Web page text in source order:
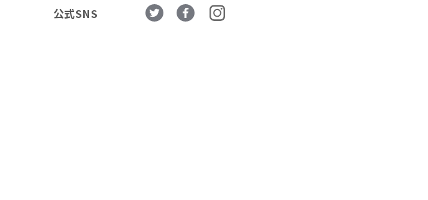
公式SNS